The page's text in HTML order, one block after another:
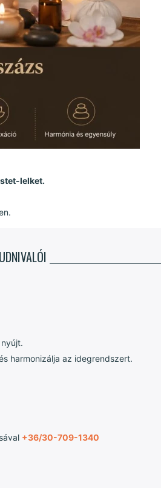
lelket.
harmonizálja az idegrendszert.
+36/30-709-1340